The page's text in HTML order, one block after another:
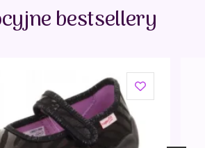
bestsellery